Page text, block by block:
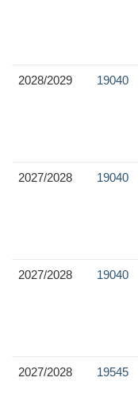
2028/2029 19040
2027/2028 19040
2027/2028 19040
2027/2028 19545